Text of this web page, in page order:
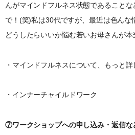
んがマインドフルネス状態であること
で！(笑)私は30代ですが、最近は色んな
どうしたらいいか悩む若いお母さんが本
・マインドフルネスについて、もっと詳
・インナーチャイルドワーク
⑦ワークショップへの申し込み・返信な